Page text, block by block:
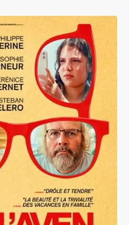
L'Aventura